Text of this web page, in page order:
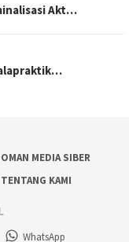
Akt…
MEDIA SIBER
TENTANG KAMI
WhatsApp